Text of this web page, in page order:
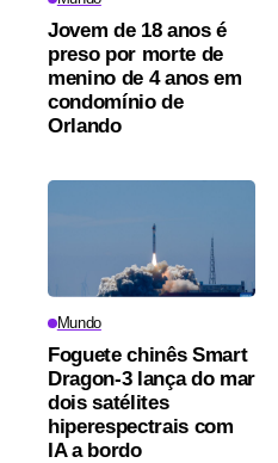
Jovem de 18 anos é
preso por morte de
menino de 4 anos em
condomínio de
Orlando
Mundo
Foguete chinês Smart
Dragon-3 lança do mar
dois satélites
hiperespectrais com
IA a bordo